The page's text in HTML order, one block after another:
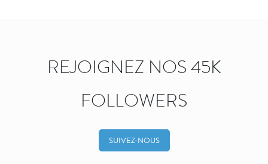
REJOIGNEZ NOS 45K
FOLLOWERS
SUIVEZ-NOUS